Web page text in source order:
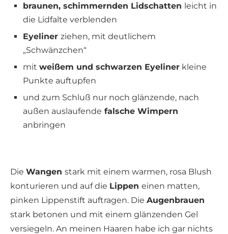
braunen, schimmernden Lidschatten leicht in
die Lidfalte verblenden
Eyeliner ziehen, mit deutlichem
„Schwänzchen“
mit weißem und schwarzen Eyeliner kleine
Punkte auftupfen
und zum Schluß nur noch glänzende, nach
außen auslaufende falsche Wimpern
anbringen
Die Wangen stark mit einem warmen, rosa Blush
konturieren und auf die Lippen einen matten,
pinken Lippenstift auftragen. Die Augenbrauen
stark betonen und mit einem glänzenden Gel
versiegeln. An meinen Haaren habe ich gar nichts